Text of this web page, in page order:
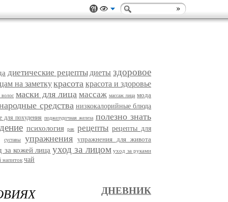
диетические рецепты диеты здоровое
на заметку красота красота и здоровье
волос маски для лица массаж массаж лица мода
средства низкокалорийные блюда
для похудения поджелудочная железа полезно знать
психология рак рецепты рецепты для
суставы упражнения упражнения для живота
за кожей лица уход за лицом уход за руками
напиток чай
ДНЕВНИК